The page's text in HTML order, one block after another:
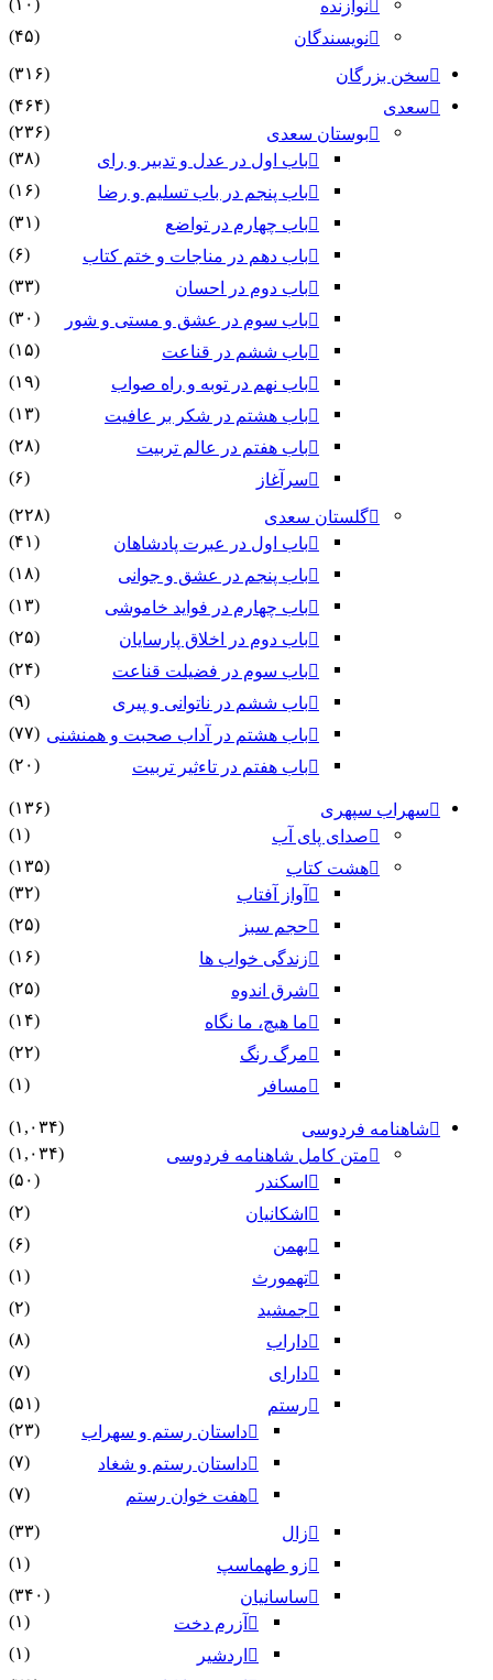
نوازنده
(۱۰)
نویسندگان
(۴۵)
سخن بزرگان
(۳۱۶)
سعدی
(۴۶۴)
بوستان سعدی
(۲۳۶)
باب اول در عدل و تدبیر و رای
(۳۸)
باب پنجم در باب تسلیم و رضا
(۱۶)
باب چهارم در تواضع
(۳۱)
باب دهم در مناجات و ختم کتاب
(۶)
باب دوم در احسان
(۳۳)
باب سوم در عشق و مستی و شور
(۳۰)
باب ششم در قناعت
(۱۵)
باب نهم در توبه و راه صواب
(۱۹)
باب هشتم در شکر بر عافیت
(۱۳)
باب هفتم در عالم تربیت
(۲۸)
سرآغاز
(۶)
گلستان سعدی
(۲۲۸)
باب اول در عبرت پادشاهان
(۴۱)
باب پنجم در عشق و جوانى
(۱۸)
باب چهارم در فواید خاموشى
(۱۳)
باب دوم در اخلاق پارسایان
(۲۵)
باب سوم در فضیلت قناعت
(۲۴)
باب ششم در ناتوانى و پیرى
(۹)
باب هشتم در آداب صحبت و همنشنى (۷۷)
باب هفتم در تاءثیر تربیت
(۲۰)
سهراب سپهری
(۱۳۶)
صدای پای آب
(۱)
هشت کتاب
(۱۳۵)
آواز آفتاب
(۳۲)
حجم سبز
(۲۵)
زندگی خواب ها
(۱۶)
شرق اندوه
(۲۵)
ما هیچ، ما نگاه
(۱۴)
مرگ رنگ
(۲۲)
مسافر
(۱)
شاهنامه فردوسی
(۱,۰۳۴)
متن کامل شاهنامه فردوسی
(۱,۰۳۴)
اسکندر
(۵۰)
اشکانیان
(۲)
بهمن
(۶)
تهمورث
(۱)
جمشید
(۲)
داراب
(۸)
دارای
(۷)
رستم
(۵۱)
داستان رستم و سهراب
(۲۳)
داستان رستم و شغاد
(۷)
هفت خوان رستم‏
(۷)
زال
(۳۳)
زو طهماسپ‏
(۱)
ساسانیان
(۳۴۰)
آزرم دخت
(۱)
اردشیر
(۱)